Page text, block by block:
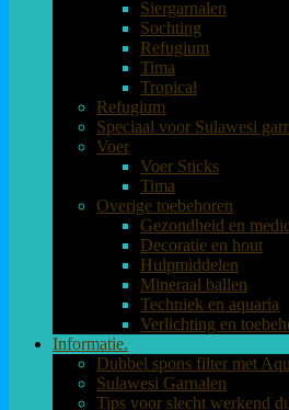
Siergarnalen
Sochting
Refugium
Tima
Tropical
Refugium
Speciaal voor Sulawesi
Voer
Voer Sticks
Tima
Overige toebehoren
Gezondheid en
Decoratie en hout
Hulpmiddelen
Mineraal ballen
Techniek en aquaria
Verlichting en
Informatie.
Dubbel spons filter met
Sulawesi Garnalen
Tips voor slecht werkend